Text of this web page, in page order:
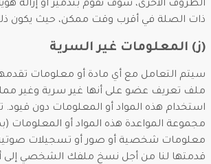
الظروف الأخرى، سوف نقوم بتدمير أو إزالة
ذات الصلة في أقرب وقت ممكن، حيث يكون
(ز) المعلومات غير السرية
سيتم التعامل مع أي مادة أو معلومات
ملف تعريف عضو على أنها غير سرية وغير
استخدام هذه المواد أو المعلومات دون
مجموعة المواعدة هذه المواد أو المعلومات
معلومات شخصية أو صور أو تسجيلات صوتية
قدمتها لنا من أجل نسخ ملفك الشخصي إلى